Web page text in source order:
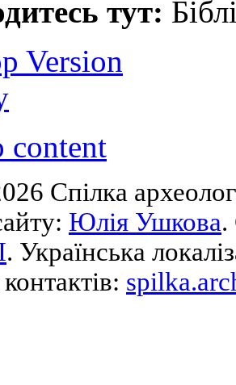
тут:
Version
content
Cпілка
Юлія Ушкова.
. Українська